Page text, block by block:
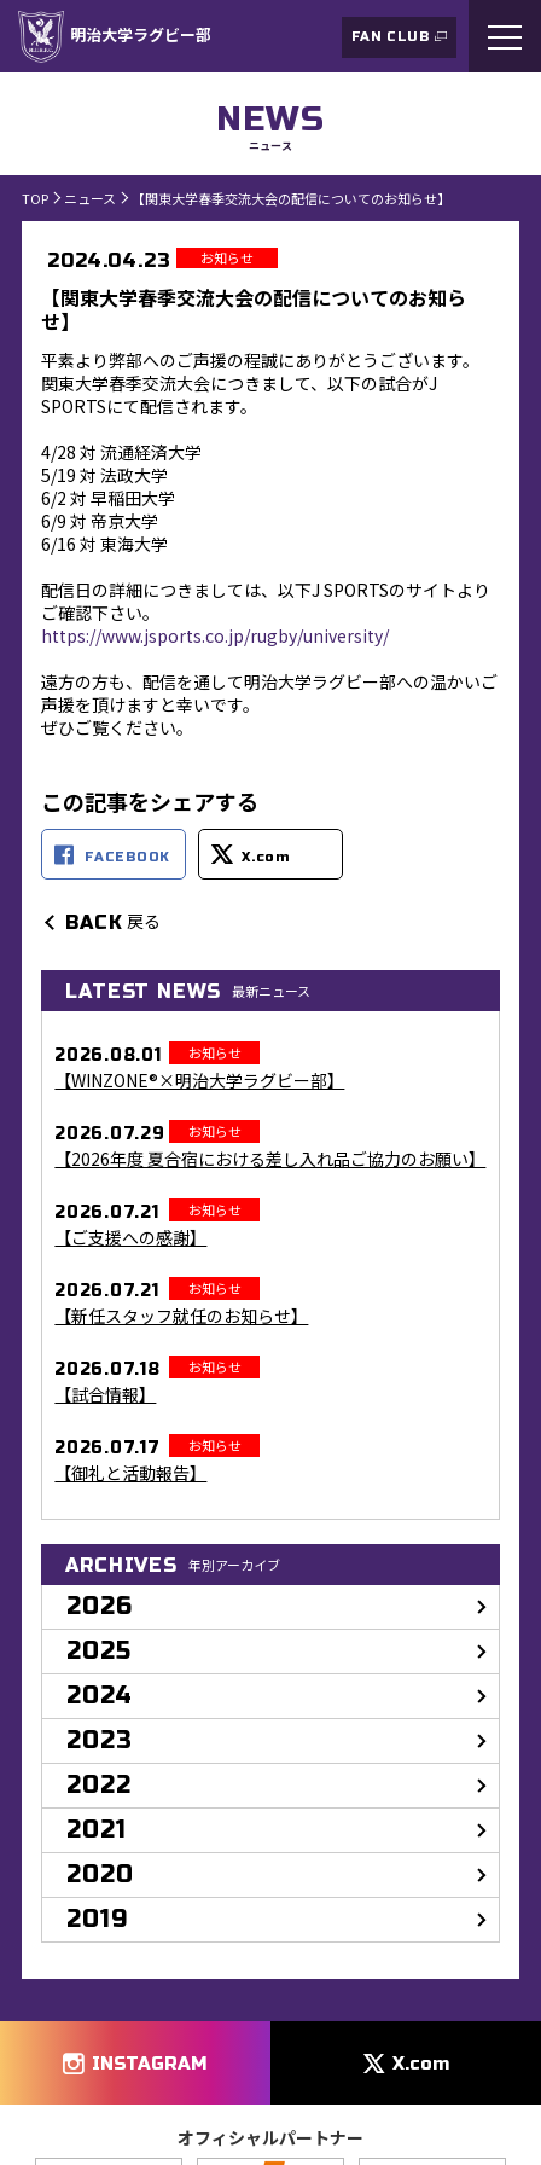
明治大学ラグビー部 FAN CLUB
NEWS
ニュース
TOP ニュース 【関東大学春季交流大会の配信についてのお知らせ】
2024.04.23 お知らせ
【関東大学春季交流大会の配信についてのお知ら
せ】
平素より弊部へのご声援の程誠にありがとうございます。
関東大学春季交流大会につきまして、以下の試合がJ
SPORTSにて配信されます。
4/28 対 流通経済大学
5/19 対 法政大学
6/2 対 早稲田大学
6/9 対 帝京大学
6/16 対 東海大学
配信日の詳細につきましては、以下J SPORTSのサイトより
ご確認下さい。
https://www.jsports.co.jp/rugby/university/
遠方の方も、配信を通して明治大学ラグビー部への温かいご
声援を頂けますと幸いです。
ぜひご覧ください。
この記事をシェアする
FACEBOOK X.com
BACK 戻る
LATEST NEWS 最新ニュース
2026.08.01 お知らせ
【WINZONE®×明治大学ラグビー部】
2026.07.29 お知らせ
【2026年度 夏合宿における差し入れ品ご協力のお願い】
2026.07.21 お知らせ
【ご支援への感謝】
2026.07.21 お知らせ
【新任スタッフ就任のお知らせ】
2026.07.18 お知らせ
【試合情報】
2026.07.17 お知らせ
【御礼と活動報告】
ARCHIVES 年別アーカイブ
2026
2025
2024
2023
2022
2021
2020
2019
INSTAGRAM X.com
オフィシャルパートナー